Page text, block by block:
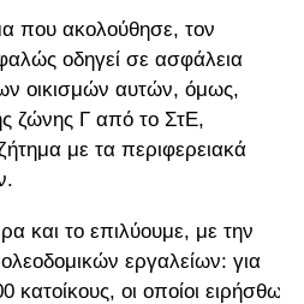
που ακολούθησε, τον
οδηγεί σε ασφάλεια
οικισμών αυτών, όμως,
ζώνης Γ από το ΣτΕ,
με τα περιφερειακά
και το επιλύουμε, με την
εργαλείων: για
κατοίκους, οι οποίοι ειρήσθω